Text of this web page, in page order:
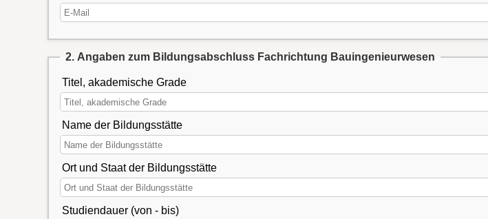
2. Angaben zum Bildungsabschluss Fachrichtung Bauingenieurwesen
Titel, akademische Grade
Name der Bildungsstätte
Ort und Staat der Bildungsstätte
Studiendauer (von - bis)